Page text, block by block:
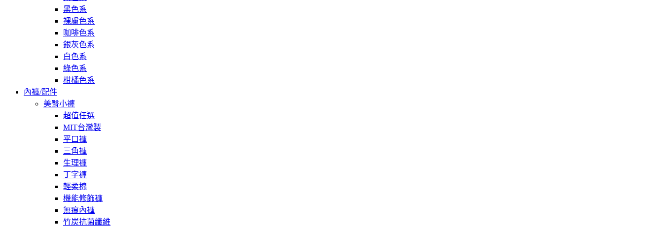
黑色系
裸膚色系
咖啡色系
銀灰色系
白色系
綠色系
柑橘色系
內褲/配件
美臀小褲
超值任選
MIT台灣製
平口褲
三角褲
生理褲
丁字褲
輕柔棉
機能修飾褲
無痕內褲
竹炭抗菌纖維